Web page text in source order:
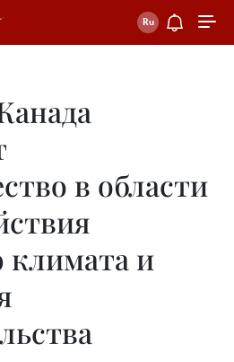
в области
и